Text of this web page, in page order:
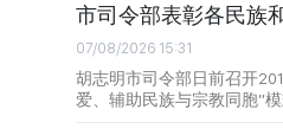
市司令部表彰各民族
07/08/2026 15:31
胡志明市司令部日前召开
爱、辅助民族与宗教同胞”模